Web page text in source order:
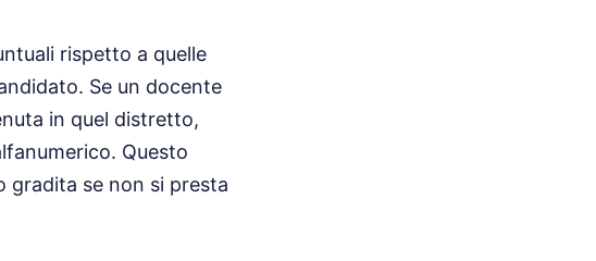
rispetto a quelle
Se un docente
in quel distretto,
Questo
gradita se non si presta